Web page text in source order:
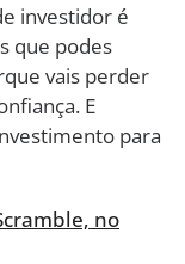
investidor é
que podes
vais perder
E
para
no